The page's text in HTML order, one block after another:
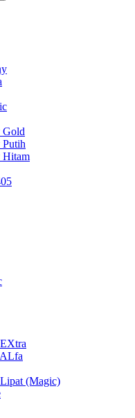
Hitam
(Magic)